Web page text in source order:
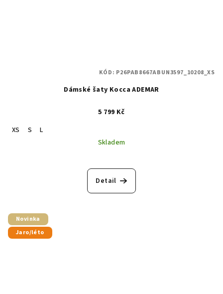
Dámské šaty Kocca ADEMAR
5 799 Kč
XS
S
L
Skladem
Detail
KÓD: P26PAB8667ABUN3597_10208_XS
Novinka
Jaro/léto